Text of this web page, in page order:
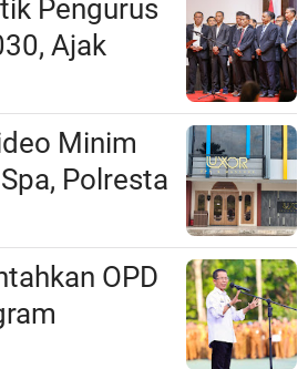
di
Pengurus
Ajak
dan
Pemko
Minim
Polresta
Hukum
OPD